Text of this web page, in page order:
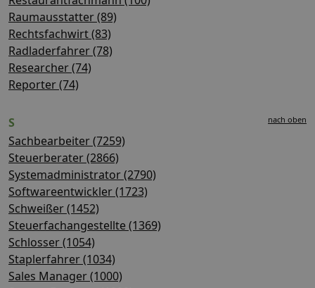
Raumausstatter (89)
Rechtsfachwirt (83)
Radladerfahrer (78)
Researcher (74)
Reporter (74)
S nach oben
Sachbearbeiter (7259)
Steuerberater (2866)
Systemadministrator (2790)
Softwareentwickler (1723)
Schweißer (1452)
Steuerfachangestellte (1369)
Schlosser (1054)
Staplerfahrer (1034)
Sales Manager (1000)